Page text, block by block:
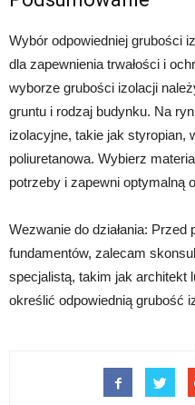
Wybór odpowiedniej grubości
dla zapewnienia trwałości i
wyborze grubości izolacji
gruntu i rodzaj budynku. Na
izolacyjne, takie jak styropian,
poliuretanowa. Wybierz
potrzeby i zapewni optymalną
Wezwanie do działania:
fundamentów, zalecam
specjalistą, takim jak architekt
określić odpowiednią grubość